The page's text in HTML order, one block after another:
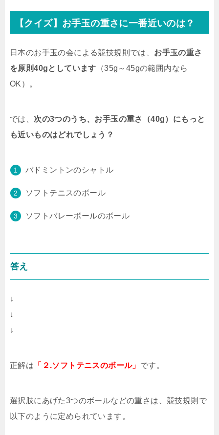
【クイズ】お手玉の重さに一番近いのは？
日本のお手玉の会による競技規則では、 お手玉の重さ
を原則40gとしています （35g～45gの範囲内なら
OK）。
では、 次の3つのうち、お手玉の重さ（40g）にもっと
も近いものはどれでしょう？
バドミントンのシャトル
ソフトテニスのボール
ソフトバレーボールのボール
答え
↓
↓
↓
正解は 「２.ソフトテニスのボール」 です。
選択肢にあげた3つのボールなどの重さは、競技規則で
以下のように定められています。